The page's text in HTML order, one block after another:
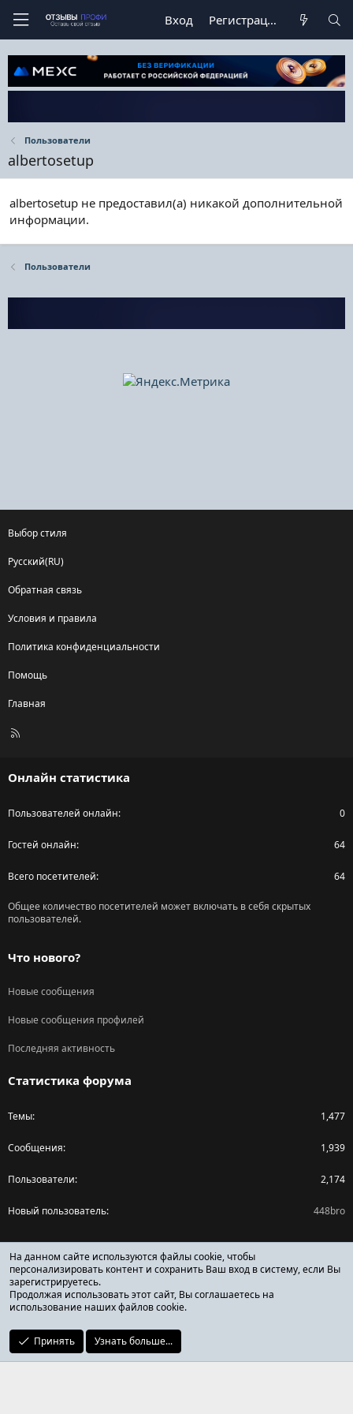
Вход Регистрация
Пользователи
albertosetup
albertosetup не предоставил(а) никакой дополнительной
информации.
Пользователи
Выбор стиля
Русский(RU)
Обратная связь
Условия и правила
Политика конфиденциальности
Помощь
Главная
R
Онлайн статистика
Пользователей онлайн 0
Гостей онлайн 64
Всего посетителей 64
Общее количество посетителей может включать в себя скрытых
пользователей.
Что нового?
Новые сообщения
Новые сообщения профилей
Последняя активность
Статистика форума
Темы 1,477
Сообщения 1,939
Пользователи 2,174
Новый пользователь 448bro
Поделиться страницей
Facebook
X (Twitter)
Reddit
ОТЗЫВЫ ОНЛАЙН ФОРУМ
На данном сайте используются файлы cookie, чтобы
персонализировать контент и сохранить Ваш вход в систему, если Вы
зарегистрируетесь.
Продолжая использовать этот сайт, Вы соглашаетесь на
использование наших файлов cookie.
Принять Узнать больше...